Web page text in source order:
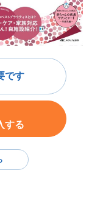
です
する